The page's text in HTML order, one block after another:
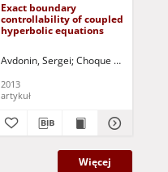
Triggiani, Roberto- ed. Maksimov,
Exact boundary
controllability of coupled
hyperbolic equations
Avdonin, Sergei Choque Rivero,
2013
artykuł
Więcej